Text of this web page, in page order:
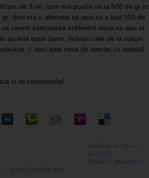
de 3 ori, cum era posibil sa ia 500 de gr in
deci era o aberatie sa spui ca a luat 500 de
cerem externarea indiferent daca ne dau ei
au iesit toate bune, inclusiv cele de la culturi
:), deci este ceva de speriat cu spitalul
vi se recomanda!
Publicat de
Narcis
la
18:18
Etichete: anul 2014
spitalul Emilia Irza